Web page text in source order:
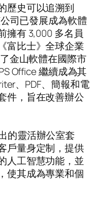
歷史可以追溯到
司已發展成為軟體
擁有 3,000 多名員
富比士》全球企業
金山軟體在國際市
Office 繼續成為其
、PDF、簡報和電
件，旨在改善辦公
的靈活辦公室套
戶量身定制，提供
人工智慧功能，並
使其成為專業和個